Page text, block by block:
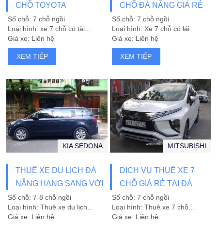
CHỖ TOYOTA
FORTUNER ĐỜI MỚI
Số chỗ: 7 chỗ ngồi
Loại hình: xe 7 chỗ có tài...
Giá xe: Liên hệ
XEM TIẾP
CHỖ ĐÀ NẴNG GIÁ RẺ
SANG TRỌNG
Số chỗ: 7 chỗ ngồi
Loại hình: Xe 7 chỗ có lái
Giá xe: Liên hệ
XEM TIẾP
THUÊ XE DU LỊCH ĐÀ
NẴNG HẠNG SANG VỚI
XE KIA SEDONA
KIA SEDONA
Số chỗ: 7-8 chỗ ngồi
Loại hình: Thuê xe du lịch...
Giá xe: Liên hệ
DỊCH VỤ THUÊ XE 7
CHỖ GIÁ RẺ TẠI ĐÀ
NẴNG
MITSUBISHI
Số chỗ: 7 chỗ ngồi
Loại hình: Thuê xe 7 chỗ...
Giá xe: Liên hệ